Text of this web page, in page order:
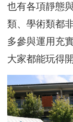
也有各項靜態
類、學術類都
多參與運用充
大家都能玩得